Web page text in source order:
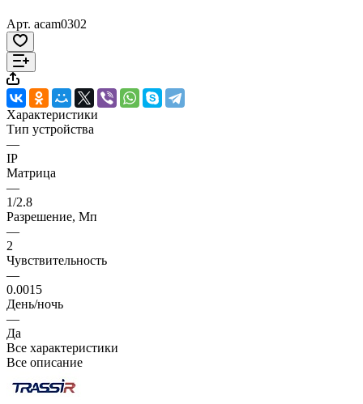
Арт. acam0302
Характеристики
Тип устройства
—
IP
Матрица
—
1/2.8
Разрешение, Мп
—
2
Чувствительность
—
0.0015
День/ночь
—
Да
Все характеристики
Все описание